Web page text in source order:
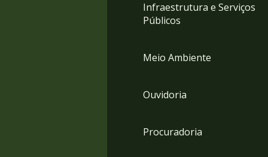
Infraestrutura e Serviços
Públicos
Meio Ambiente
Ouvidoria
Procuradoria